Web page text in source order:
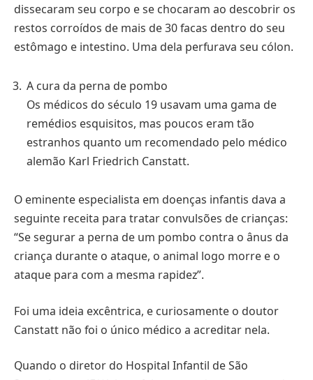
dissecaram seu corpo e se chocaram ao descobrir os
restos corroídos de mais de 30 facas dentro do seu
estômago e intestino. Uma dela perfurava seu cólon.
A cura da perna de pombo
Os médicos do século 19 usavam uma gama de
remédios esquisitos, mas poucos eram tão
estranhos quanto um recomendado pelo médico
alemão Karl Friedrich Canstatt.
O eminente especialista em doenças infantis dava a
seguinte receita para tratar convulsões de crianças:
“Se segurar a perna de um pombo contra o ânus da
criança durante o ataque, o animal logo morre e o
ataque para com a mesma rapidez”.
Foi uma ideia excêntrica, e curiosamente o doutor
Canstatt não foi o único médico a acreditar nela.
Quando o diretor do Hospital Infantil de São